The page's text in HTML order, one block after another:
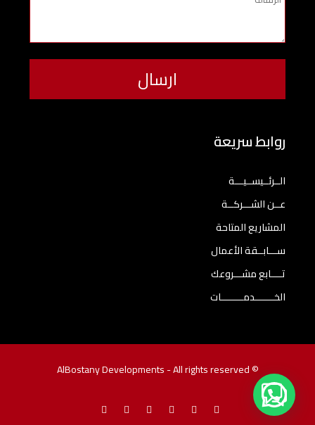
روابط سريعة
الــرئــيســيـــة
عــن الشـــركــة
المشاريع المتاحة
ســـابــقة الأعمال
تــــابع مشـــروعك
الخـــــــدمــــــــات
© AlBostany Developments - All rights reserved